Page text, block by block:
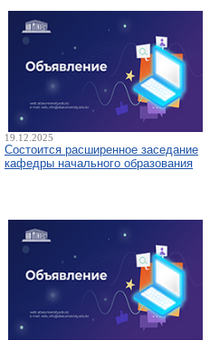
19.12.2025
Состоится расширенное заседание
кафедры начального образования